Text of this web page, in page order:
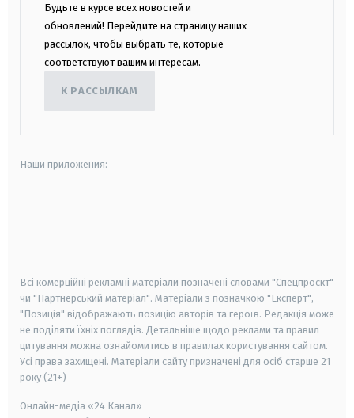
Будьте в курсе всех новостей и
обновлений! Перейдите на страницу наших
рассылок, чтобы выбрать те, которые
соответствуют вашим интересам.
К РАССЫЛКАМ
Наши приложения:
Всі комерційні рекламні матеріали позначені словами "Спецпроєкт"
чи "Партнерський матеріал". Матеріали з позначкою "Експерт",
"Позиція" відображають позицію авторів та героїв. Редакція може
не поділяти їхніх поглядів. Детальніше щодо реклами та правил
цитування можна ознайомитись в правилах користування сайтом.
Усі права захищені. Матеріали сайту призначені для осіб старше 21
року (21+)
Онлайн-медіа «24 Канал»